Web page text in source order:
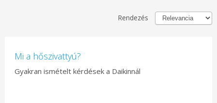
Rendezés
Mi a hőszivattyú?
Gyakran ismételt kérdések a Daikinnál